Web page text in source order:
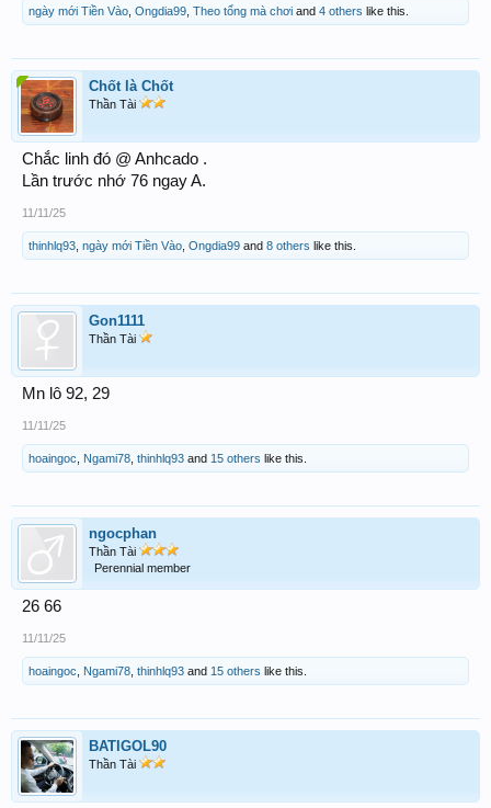
ngày mới Tiền Vào Ongdia99 Theo tổng mà chơi and 4 others like this.
Chốt là Chốt
Thần Tài
Chắc linh đó @ Anhcado .
Lần trước nhớ 76 ngay A.
11/11/25
thinhlq93 ngày mới Tiền Vào Ongdia99 and 8 others like this.
Gon1111
Thần Tài
Mn lô 92, 29
11/11/25
hoaingoc Ngami78 thinhlq93 and 15 others like this.
ngocphan
Thần Tài
Perennial member
26 66
11/11/25
hoaingoc Ngami78 thinhlq93 and 15 others like this.
BATIGOL90
Thần Tài